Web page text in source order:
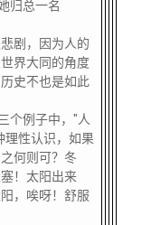
归总一名
剧，因为人的
界大同的角度
史不也是如此
个例子中，"人
理性认识，如果
何则可？冬
！太阳出来
，唉呀！舒服